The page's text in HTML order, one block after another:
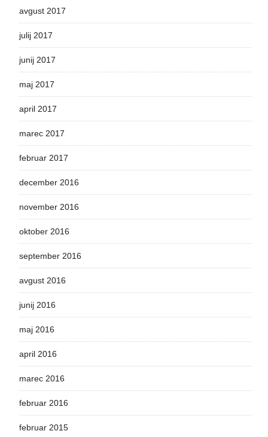
avgust 2017
julij 2017
junij 2017
maj 2017
april 2017
marec 2017
februar 2017
december 2016
november 2016
oktober 2016
september 2016
avgust 2016
junij 2016
maj 2016
april 2016
marec 2016
februar 2016
februar 2015